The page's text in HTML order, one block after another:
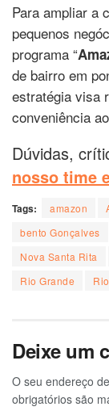
Para ampliar a
pequenos
programa “
de bairro em
estratégia visa
conveniência
Dúvidas,
nosso time
Tags: amazon
bento Gonçalves
Nova Santa Rita
Rio Grande
Deixe um
O seu endereço
obrigatórios são